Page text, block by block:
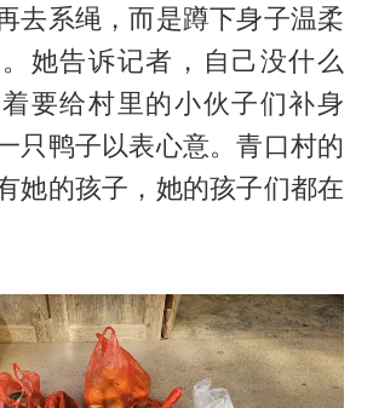
去系绳，而是蹲下身子温柔
她告诉记者，自己没什么
要给村里的小伙子们补身
只鸭子以表心意。青口村的
她的孩子，她的孩子们都在